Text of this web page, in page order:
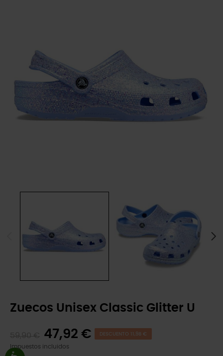
Zuecos Unisex Classic Glitter U
47,92 € DESCUENTO 11,98 €
Impuestos incluidos